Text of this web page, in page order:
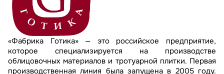
«Фабрика Готика» — это российское предприятие,
которое специализируется на производстве
облицовочных материалов и тротуарной плитки. Первая
производственная линия была запущена в 2005 году.